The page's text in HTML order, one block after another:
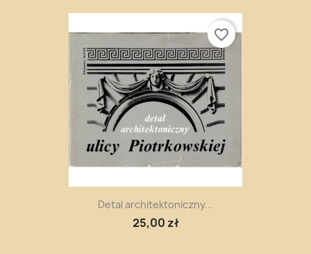
Detal architektoniczny...
25,00 zł
favorite_border